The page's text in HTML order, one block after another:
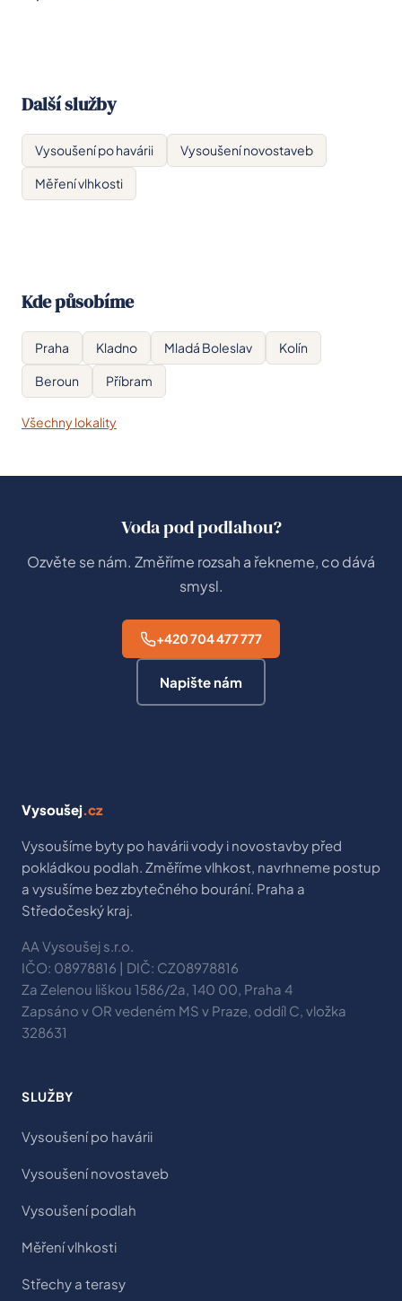
Další služby
Vysoušení po havárii Vysoušení novostaveb
Měření vlhkosti
Kde působíme
Praha Kladno Mladá Boleslav Kolín
Beroun Příbram
Všechny lokality
Voda pod podlahou?
Ozvěte se nám. Změříme rozsah a řekneme, co dává
smysl.
+420 704 477 777
Napište nám
Vysoušej.cz
Vysoušíme byty po havárii vody i novostavby před
pokládkou podlah. Změříme vlhkost, navrhneme postup
a vysušíme bez zbytečného bourání. Praha a
Středočeský kraj.
AA Vysoušej s.r.o.
IČO: 08978816 | DIČ: CZ08978816
Za Zelenou liškou 1586/2a, 140 00, Praha 4
Zapsáno v OR vedeném MS v Praze, oddíl C, vložka
328631
SLUŽBY
Vysoušení po havárii
Vysoušení novostaveb
Vysoušení podlah
Měření vlhkosti
Střechy a terasy